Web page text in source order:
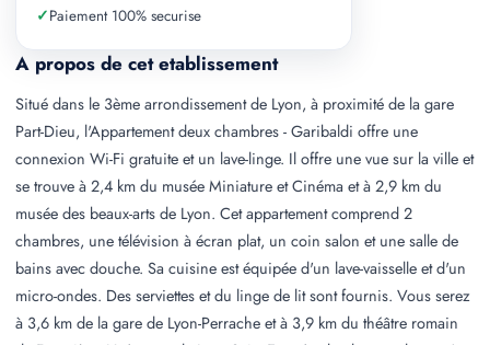
A propos de cet etablissement
Situé dans le 3ème arrondissement de Lyon, à proximité de la gare
Part-Dieu, l'Appartement deux chambres - Garibaldi offre une
connexion Wi-Fi gratuite et un lave-linge. Il offre une vue sur la ville et
se trouve à 2,4 km du musée Miniature et Cinéma et à 2,9 km du
musée des beaux-arts de Lyon. Cet appartement comprend 2
chambres, une télévision à écran plat, un coin salon et une salle de
bains avec douche. Sa cuisine est équipée d'un lave-vaisselle et d'un
micro-ondes. Des serviettes et du linge de lit sont fournis. Vous serez
à 3,6 km de la gare de Lyon-Perrache et à 3,9 km du théâtre romain
✓Paiement 100% securise